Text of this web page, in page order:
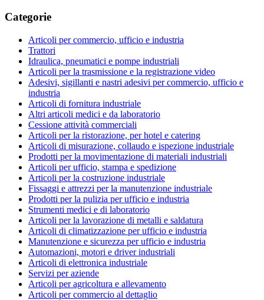
Categorie
Articoli per commercio, ufficio e industria
Trattori
Idraulica, pneumatici e pompe industriali
Articoli per la trasmissione e la registrazione video
Adesivi, sigillanti e nastri adesivi per commercio, ufficio e
industria
Articoli di fornitura industriale
Altri articoli medici e da laboratorio
Cessione attività commerciali
Articoli per la ristorazione, per hotel e catering
Articoli di misurazione, collaudo e ispezione industriale
Prodotti per la movimentazione di materiali industriali
Articoli per ufficio, stampa e spedizione
Articoli per la costruzione industriale
Fissaggi e attrezzi per la manutenzione industriale
Prodotti per la pulizia per ufficio e industria
Strumenti medici e di laboratorio
Articoli per la lavorazione di metalli e saldatura
Articoli di climatizzazione per ufficio e industria
Manutenzione e sicurezza per ufficio e industria
Automazioni, motori e driver industriali
Articoli di elettronica industriale
Servizi per aziende
Articoli per agricoltura e allevamento
Articoli per commercio al dettaglio